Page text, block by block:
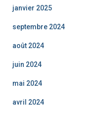
janvier 2025
septembre 2024
août 2024
juin 2024
mai 2024
avril 2024